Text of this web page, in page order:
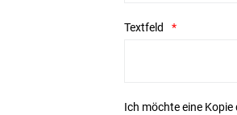
Textfeld
Ich möchte eine